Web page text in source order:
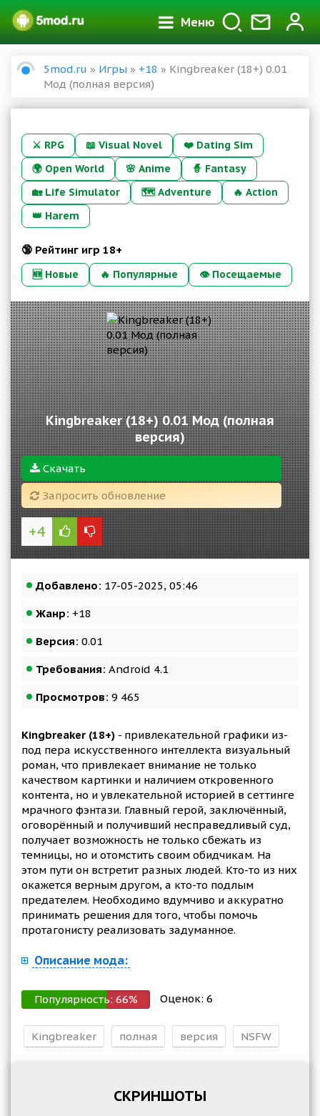
Меню
5mod.ru » Игры » +18 » Kingbreaker (18+) 0.01
Мод (полная версия)
⚔️ RPG 📖 Visual Novel ❤️ Dating Sim
🌍 Open World 🌸 Anime 🧙 Fantasy
🏡 Life Simulator 🗺️ Adventure 🔥 Action
👑 Harem
🔞 Рейтинг игр 18+
🆕 Новые 🔥 Популярные 👁 Посещаемые
Kingbreaker (18+) 0.01 Мод (полная
версия)
Скачать
Запросить обновление
+4
Добавлено: 17-05-2025, 05:46
Жанр: +18
Версия: 0.01
Требования: Android 4.1
Просмотров: 9 465
Kingbreaker (18+) - привлекательной графики из-
под пера искусственного интеллекта визуальный
роман, что привлекает внимание не только
качеством картинки и наличием откровенного
контента, но и увлекательной историей в сеттинге
мрачного фэнтази. Главный герой, заключённый,
оговорённый и получивший несправедливый суд,
получает возможность не только сбежать из
темницы, но и отомстить своим обидчикам. На
этом пути он встретит разных людей. Кто-то из них
окажется верным другом, а кто-то подлым
предателем. Необходимо вдумчиво и аккуратно
принимать решения для того, чтобы помочь
протагонисту реализовать задуманное.
Описание мода:
Популярность: 66% Оценок: 6
Kingbreaker полная версия NSFW
СКРИНШОТЫ